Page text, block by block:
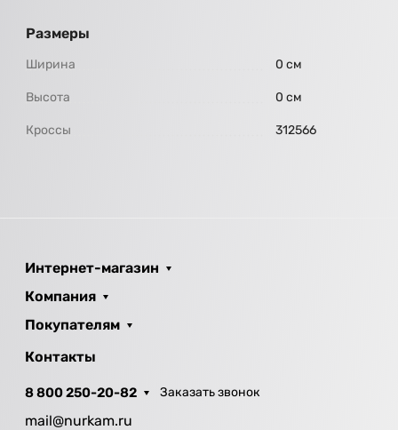
Размеры
Ширина 0 см
Высота 0 см
Кроссы 312566
Интернет-магазин
Компания
Покупателям
Контакты
8 800 250-20-82 Заказать звонок
mail@nurkam.ru